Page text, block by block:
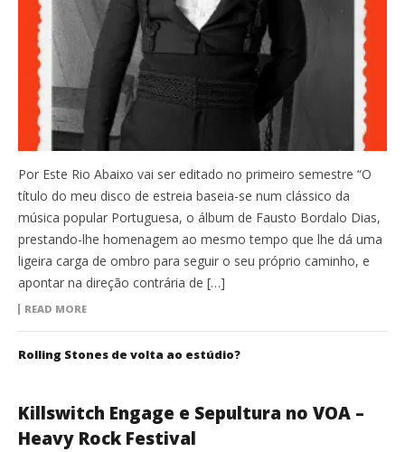
Por Este Rio Abaixo vai ser editado no primeiro semestre “O
título do meu disco de estreia baseia-se num clássico da
música popular Portuguesa, o álbum de Fausto Bordalo Dias,
prestando-lhe homenagem ao mesmo tempo que lhe dá uma
ligeira carga de ombro para seguir o seu próprio caminho, e
apontar na direção contrária de […]
READ MORE
Rolling Stones de volta ao estúdio?
Killswitch Engage e Sepultura no VOA –
Heavy Rock Festival